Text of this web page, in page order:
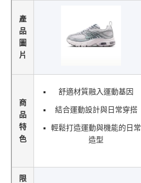
產
品
圖
片
商
品
特
色
舒適材質融入運動基因
結合運動設計與日常穿搭
輕鬆打造運動與機能的日常
造型
限